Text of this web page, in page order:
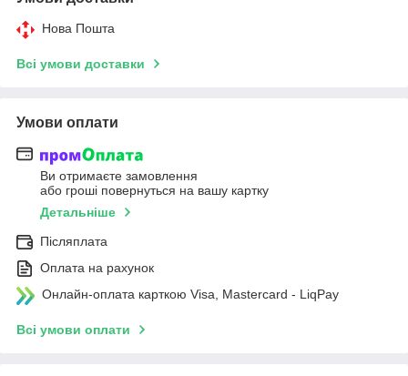
Нова Пошта
Всі умови доставки
Умови оплати
Ви отримаєте замовлення
або гроші повернуться на вашу картку
Детальніше
Післяплата
Оплата на рахунок
Онлайн-оплата карткою Visa, Mastercard - LiqPay
Всі умови оплати